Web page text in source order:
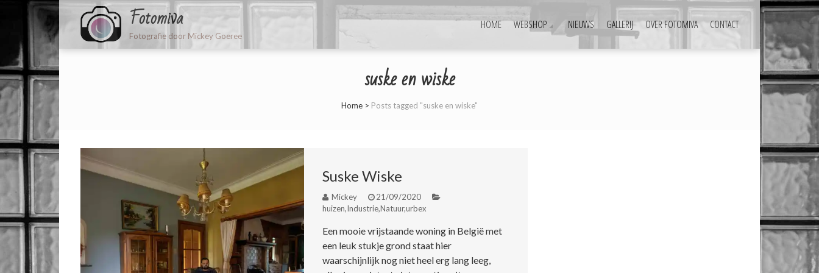
Fotomiva
Fotografie door Mickey Goeree
HOME WEBSHOP NIEUWS GALLERIJ OVER FOTOMIVA CONTACT
suske en wiske
Home > Posts tagged "suske en wiske"
Suske Wiske
Mickey
21/09/2020
huizen,Industrie,Natuur,urbex
Een mooie vrijstaande woning in België met
een leuk stukje grond staat hier
waarschijnlijk nog niet heel erg lang leeg,